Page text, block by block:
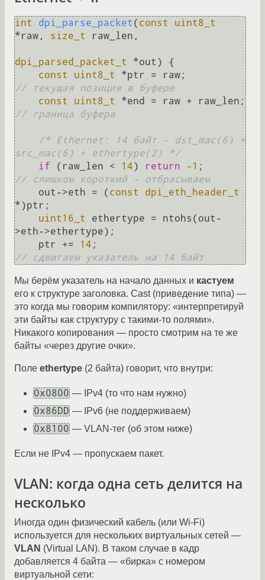
int dpi_parse_packet ( const
uint8_t
*raw, size_t raw_len,
dpi_parsed_packet_t *out)
{
const
uint8_t
// текущая позиция в буфере
const
uint8_t
*end = raw + raw_len;
// граница буфера
/* Ethernet: 14 байт - dst_mac(6) +
src_mac(6) + ethertype(2) */
if (raw_len < 14) return -1
;
// слишком короткий - отбрасываем
    out->eth = (
const
dpi_eth_header_t
*)ptr;
uint16_t
ethertype = ntohs(out-
>eth->ethertype);
    ptr +=
14
;
// сдвигаем указатель на 14 байт
Мы берём указатель на начало данных и кастуем
его к структуре заголовка. Cast (приведение типа) —
это когда мы говорим компилятору: «интерпретируй
эти байты как структуру с такими-то полями».
Никакого копирования — просто смотрим на те же
байты «через другие очки».
Поле ethertype (2 байта) говорит, что внутри:
0x0800 — IPv4 (то что нам нужно)
0x86DD — IPv6 (не поддерживаем)
0x8100 — VLAN-тег (об этом ниже)
Если не IPv4 — пропускаем пакет.
VLAN: когда одна сеть делится на
несколько
Иногда один физический кабель (или Wi-Fi)
используется для нескольких виртуальных сетей —
VLAN (Virtual LAN). В таком случае в кадр
добавляется 4 байта — «бирка» с номером
виртуальной сети: